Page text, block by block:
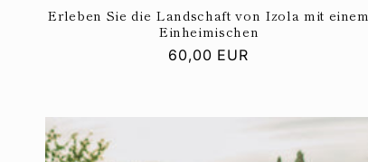
Erleben Sie die Landschaft von Izola mit einem
Einheimischen
Normaler
60,00 EUR